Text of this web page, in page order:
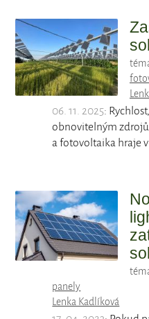
06. 11. 2025:
obnovitelným
a fotovoltaika hraje
panely
Lenka Kadlíková